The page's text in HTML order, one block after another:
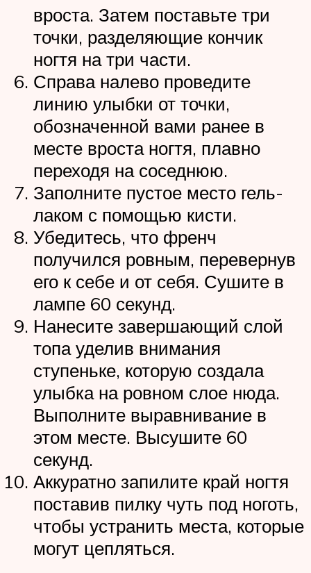
вроста. Затем поставьте три
точки, разделяющие кончик
ногтя на три части.
Справа налево проведите
линию улыбки от точки,
обозначенной вами ранее в
месте вроста ногтя, плавно
переходя на соседнюю.
Заполните пустое место гель-
лаком с помощью кисти.
Убедитесь, что френч
получился ровным, перевернув
его к себе и от себя. Сушите в
лампе 60 секунд.
Нанесите завершающий слой
топа уделив внимания
ступеньке, которую создала
улыбка на ровном слое нюда.
Выполните выравнивание в
этом месте. Высушите 60
секунд.
Аккуратно запилите край ногтя
поставив пилку чуть под ноготь,
чтобы устранить места, которые
могут цепляться.